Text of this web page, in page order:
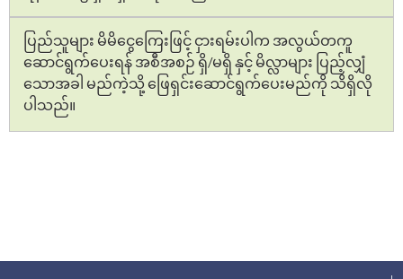
ပြည်သူများ မိမိငွေကြေးဖြင့် ငှားရမ်းပါက အလွယ်တကူ
ဆောင်ရွက်ပေးရန် အစီအစဉ် ရှိ/မရှိ နှင့် မိလ္လာများ ပြည့်လျှံ
သောအခါ မည်ကဲ့သို့ ဖြေရှင်းဆောင်ရွက်ပေးမည်ကို သိရှိလို
ပါသည်။